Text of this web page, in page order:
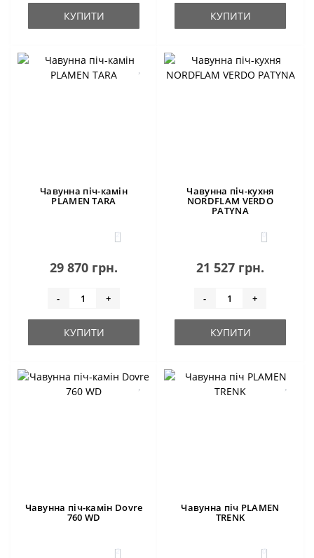
КУПИТИ КУПИТИ
Чавунна піч-камін
PLAMEN TARA
2
29 870 грн.
- +
КУПИТИ
Чавунна піч-кухня
NORDFLAM VERDO
PATYNA
0
21 527 грн.
- +
КУПИТИ
Чавунна піч-камін Dovre
760 WD
2
Чавунна піч PLAMEN
TRENK
0